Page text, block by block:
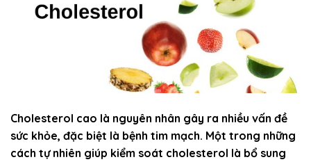
Cholesterol cao là nguyên nhân gây ra nhiều vấn đề
sức khỏe, đặc biệt là bệnh tim mạch. Một trong những
cách tự nhiên giúp kiểm soát cholesterol là bổ sung